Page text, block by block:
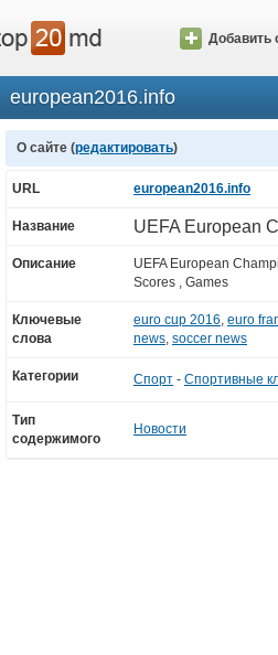
Добавить
european2016.info
О сайте (редактировать)
URL european2016.info
Название UEFA European
Описание
UEFA European
Scores , Games
Ключевые
слова
euro cup 2016, euro
news, soccer news
Категории Спорт - Спортивные
Тип
содержимого
Новости